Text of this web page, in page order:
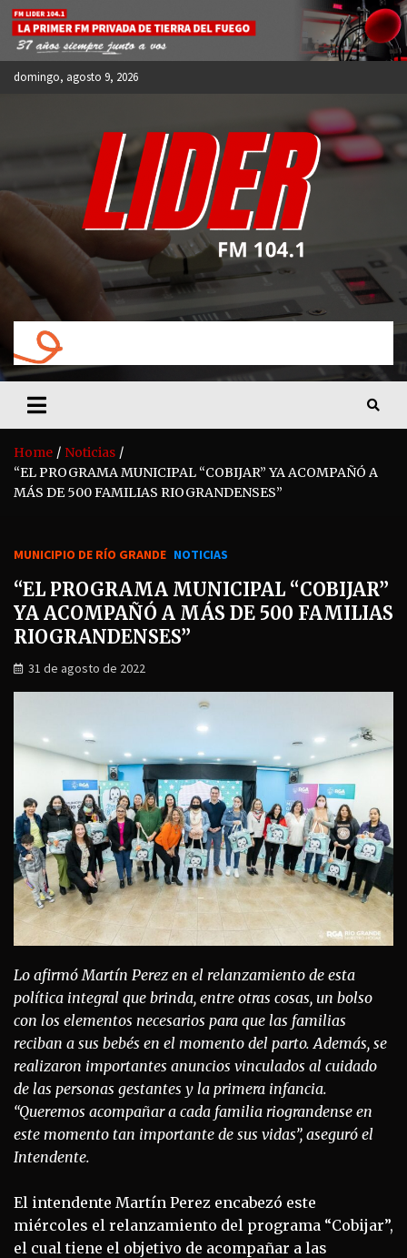
Skip
content
domingo, agosto 9, 2026
FM LIDER 104.1
Home
Noticias
“EL PROGRAMA MUNICIPAL “COBIJAR” YA ACOMPAÑÓ A
MÁS DE 500 FAMILIAS RIOGRANDENSES”
MUNICIPIO DE RÍO GRANDE NOTICIAS
“EL PROGRAMA MUNICIPAL “COBIJAR”
YA ACOMPAÑÓ A MÁS DE 500 FAMILIAS
RIOGRANDENSES”
31 de agosto de 2022
Lo afirmó Martín Perez en el relanzamiento de esta
política integral que brinda, entre otras cosas, un bolso
con los elementos necesarios para que las familias
reciban a sus bebés en el momento del parto. Además, se
realizaron importantes anuncios vinculados al cuidado
de las personas gestantes y la primera infancia.
“Queremos acompañar a cada familia riograndense en
este momento tan importante de sus vidas”, aseguró el
Intendente.
El intendente Martín Perez encabezó este
miércoles el relanzamiento del programa “Cobijar”,
el cual tiene el objetivo de acompañar a las